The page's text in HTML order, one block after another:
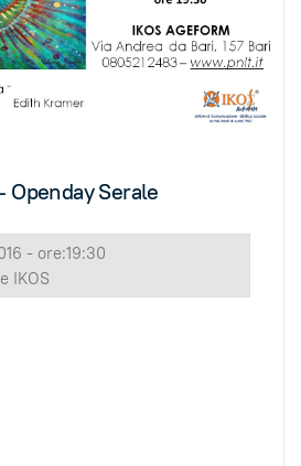
Openday Serale
- ore:19:30
IKOS